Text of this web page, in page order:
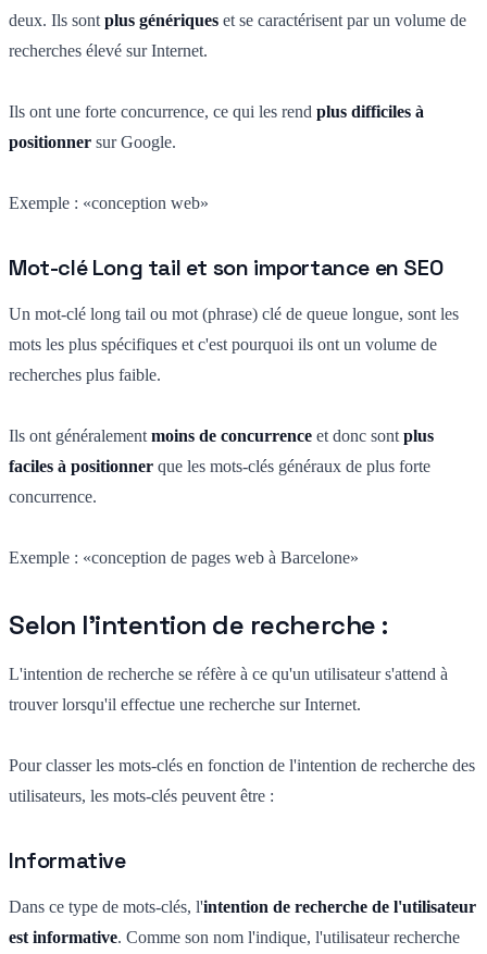
deux. Ils sont plus génériques et se caractérisent par un volume de
recherches élevé sur Internet.
Ils ont une forte concurrence, ce qui les rend plus difficiles à
positionner sur Google.
Exemple : «conception web»
Mot-clé Long tail et son importance en SEO
Un mot-clé long tail ou mot (phrase) clé de queue longue, sont les
mots les plus spécifiques et c'est pourquoi ils ont un volume de
recherches plus faible.
Ils ont généralement moins de concurrence et donc sont plus
faciles à positionner que les mots-clés généraux de plus forte
concurrence.
Exemple : «conception de pages web à Barcelone»
Selon l'intention de recherche :
L'intention de recherche se réfère à ce qu'un utilisateur s'attend à
trouver lorsqu'il effectue une recherche sur Internet.
Pour classer les mots-clés en fonction de l'intention de recherche des
utilisateurs, les mots-clés peuvent être :
Informative
Dans ce type de mots-clés, l'intention de recherche de l'utilisateur
est informative. Comme son nom l'indique, l'utilisateur recherche